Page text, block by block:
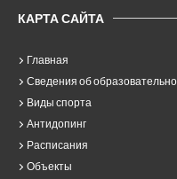
КАРТА САЙТА
Главная
Сведения об
Виды спорта
Антидопинг
Расписания
Объекты